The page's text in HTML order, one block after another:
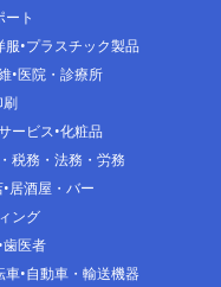
ト
服 プラスチック製品
医院・診療所
刷
ービス 化粧品
税務・法務・労務
居酒屋・バー
ング
歯医者
車 自動車・輸送機器